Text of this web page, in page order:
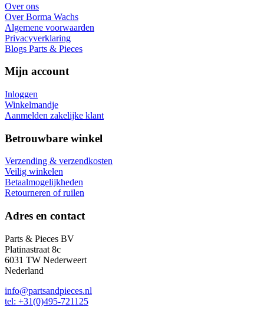
Over ons
Over Borma Wachs
Algemene voorwaarden
Privacyverklaring
Blogs Parts & Pieces
Mijn account
Inloggen
Winkelmandje
Aanmelden zakelijke klant
Betrouwbare winkel
Verzending & verzendkosten
Veilig winkelen
Betaalmogelijkheden
Retourneren of ruilen
Adres en contact
Parts & Pieces BV
Platinastraat 8c
6031 TW Nederweert
Nederland
info@partsandpieces.nl
tel: +31(0)495-721125